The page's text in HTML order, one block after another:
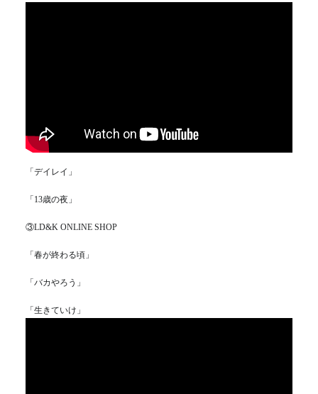
「デイレイ」
「13歳の夜」
③LD&K ONLINE SHOP
「春が終わる頃」
「バカやろう」
「生きていけ」